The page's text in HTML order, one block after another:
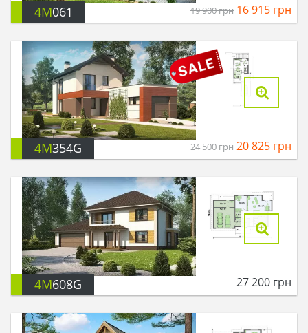
4M061 19 900грн 16 915 грн
4M354G 24 500грн 20 825 грн
4M608G 27 200 грн